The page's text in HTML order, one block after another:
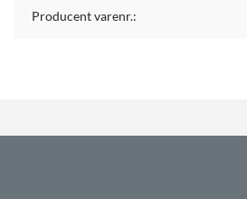
Producent varenr.: